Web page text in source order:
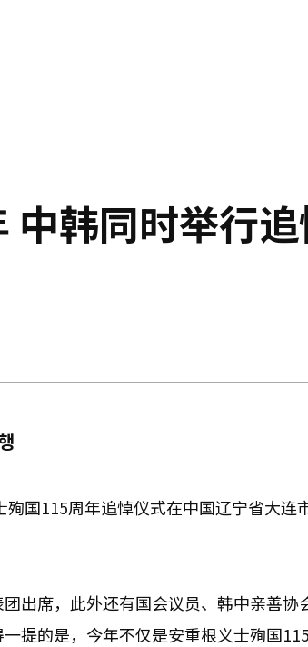
韩同时举行
国115周年追悼仪式在中国辽宁省大连
出席，此外还有国会议员、韩中亲善协
提的是，今年不仅是安重根义士殉国